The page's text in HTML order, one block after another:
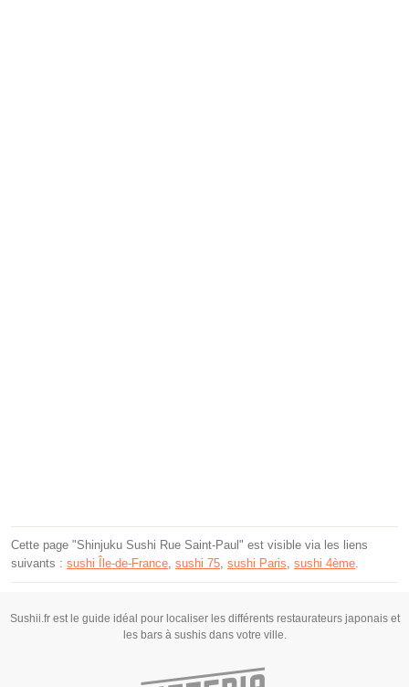
Cette page "Shinjuku Sushi Rue Saint-Paul" est visible via les liens
suivants : sushi Île-de-France sushi 75 sushi Paris sushi 4ème
Sushii.fr est le guide idéal pour localiser les différents restaurateurs japonais et
les bars à sushis dans votre ville.